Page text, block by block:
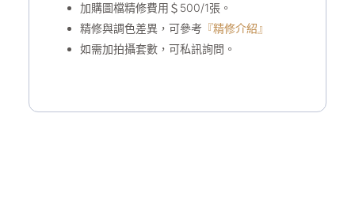
加購圖檔精修費用＄500/1張。
精修與調色差異，可參考 『精修介紹』
如需加拍攝套數，可私訊詢問。